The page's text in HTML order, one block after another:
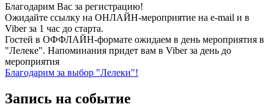
Благодарим Вас за регистрацию!
Ожидайте ссылку на ОНЛАЙН-мероприятие на e-mail и в
Viber за 1 час до старта.
Гостей в ОФФЛАЙН-формате ожидаем в день мероприятия в
"Лелеке". Напоминания придет вам в Viber за день до
мероприятия
Благодарим за выбор "Лелеки"!
Запись на событие